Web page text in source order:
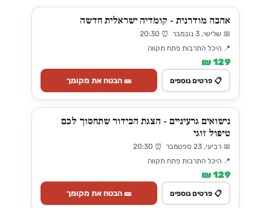
אהבה מודרנית - קומדיה ישראלית חדשה
📅 שלישי, 3 נובמבר ⏰ 20:30
📍 היכל התרבות פתח תקווה
129 ₪
📋 פרטים נוספים 🎫 הבטח את מקומך
נישואים גרעיניים - הצגת הבידור שתחסוך לכם
טיפול זוגי
📅 רביעי, 23 ספטמבר ⏰ 20:30
📍 היכל התרבות פתח תקווה
129 ₪
📋 פרטים נוספים 🎫 הבטח את מקומך